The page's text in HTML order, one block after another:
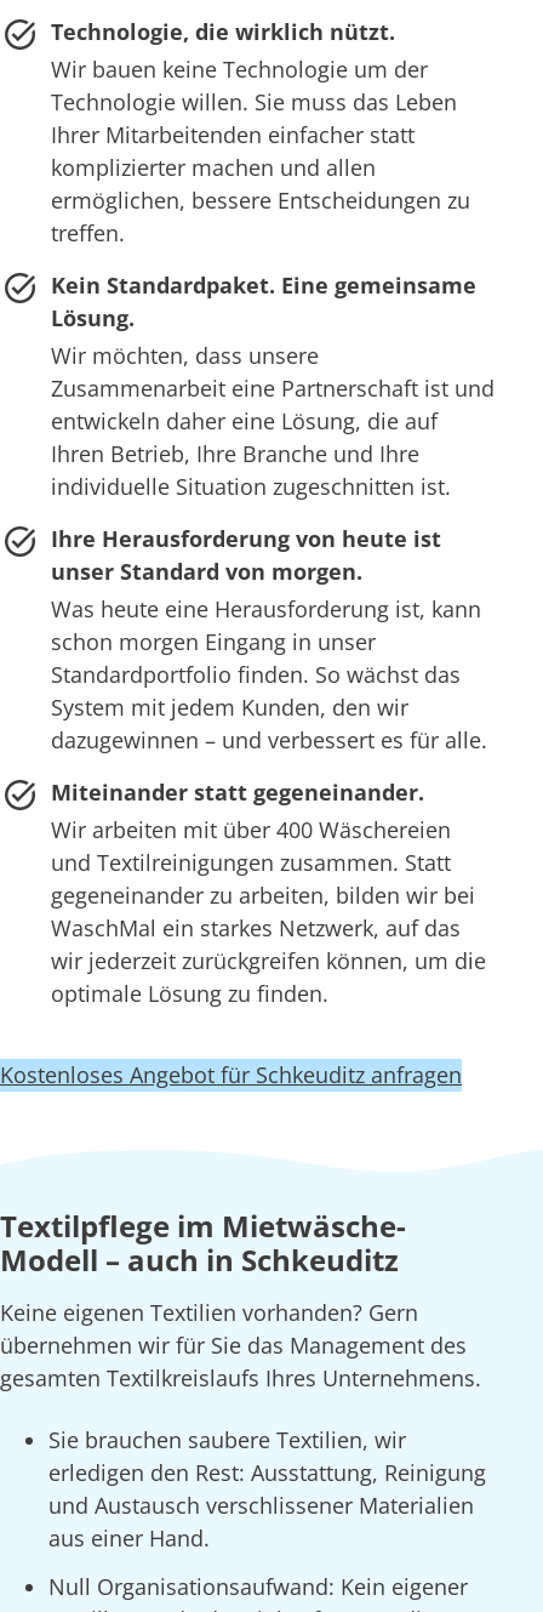
Technologie, die wirklich nützt.
Wir bauen keine Technologie um der
Technologie willen. Sie muss das Leben
Ihrer Mitarbeitenden einfacher statt
komplizierter machen und allen
ermöglichen, bessere Entscheidungen zu
treffen.
Kein Standardpaket. Eine gemeinsame
Lösung.
Wir möchten, dass unsere
Zusammenarbeit eine Partnerschaft ist und
entwickeln daher eine Lösung, die auf
Ihren Betrieb, Ihre Branche und Ihre
individuelle Situation zugeschnitten ist.
Ihre Herausforderung von heute ist
unser Standard von morgen.
Was heute eine Herausforderung ist, kann
schon morgen Eingang in unser
Standardportfolio finden. So wächst das
System mit jedem Kunden, den wir
dazugewinnen – und verbessert es für alle.
Miteinander statt gegeneinander.
Wir arbeiten mit über 400 Wäschereien
und Textilreinigungen zusammen. Statt
gegeneinander zu arbeiten, bilden wir bei
WaschMal ein starkes Netzwerk, auf das
wir jederzeit zurückgreifen können, um die
optimale Lösung zu finden.
Kostenloses Angebot für Schkeuditz anfragen
Textilpflege im Mietwäsche-
Modell – auch in Schkeuditz
Keine eigenen Textilien vorhanden? Gern
übernehmen wir für Sie das Management des
gesamten Textilkreislaufs Ihres Unternehmens.
Sie brauchen saubere Textilien, wir
erledigen den Rest: Ausstattung, Reinigung
und Austausch verschlissener Materialien
aus einer Hand.
Null Organisationsaufwand: Kein eigener